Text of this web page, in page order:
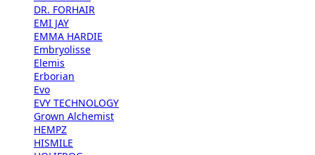
DR. FORHAIR
EMI JAY
EMMA HARDIE
Embryolisse
Elemis
Erborian
Evo
EVY TECHNOLOGY
Grown Alchemist
HEMPZ
HISMILE